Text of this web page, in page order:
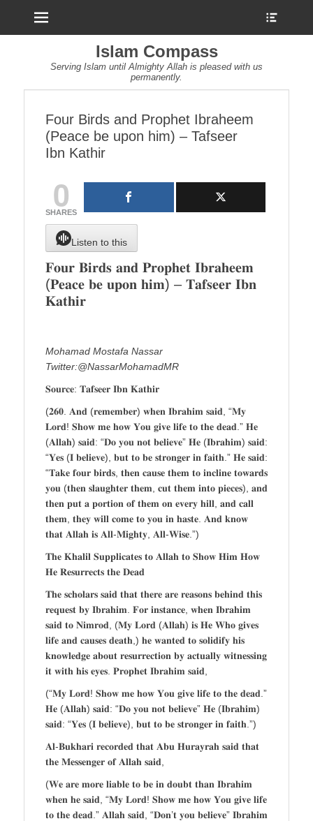
Islam Compass
Serving Islam until Almighty Allah is pleased with us
permanently.
Four Birds and Prophet Ibraheem
(Peace be upon him) – Tafseer
Ibn Kathir
0
SHARES
Listen to this
𝐅𝐨𝐮𝐫 𝐁𝐢𝐫𝐝𝐬 𝐚𝐧𝐝 𝐏𝐫𝐨𝐩𝐡𝐞𝐭 𝐈𝐛𝐫𝐚𝐡𝐞𝐞𝐦
(𝐏𝐞𝐚𝐜𝐞 𝐛𝐞 𝐮𝐩𝐨𝐧 𝐡𝐢𝐦) – 𝐓𝐚𝐟𝐬𝐞𝐞𝐫 𝐈𝐛𝐧
𝐊𝐚𝐭𝐡𝐢𝐫
Mohamad Mostafa Nassar
Twitter:@NassarMohamadMR
𝐒𝐨𝐮𝐫𝐜𝐞: 𝐓𝐚𝐟𝐬𝐞𝐞𝐫 𝐈𝐛𝐧 𝐊𝐚𝐭𝐡𝐢𝐫
(𝟐𝟔𝟎. 𝐀𝐧𝐝 (𝐫𝐞𝐦𝐞𝐦𝐛𝐞𝐫) 𝐰𝐡𝐞𝐧 𝐈𝐛𝐫𝐚𝐡𝐢𝐦 𝐬𝐚𝐢𝐝, “𝐌𝐲
𝐋𝐨𝐫𝐝! 𝐒𝐡𝐨𝐰 𝐦𝐞 𝐡𝐨𝐰 𝐘𝐨𝐮 𝐠𝐢𝐯𝐞 𝐥𝐢𝐟𝐞 𝐭𝐨 𝐭𝐡𝐞 𝐝𝐞𝐚𝐝.” 𝐇𝐞
(𝐀𝐥𝐥𝐚𝐡) 𝐬𝐚𝐢𝐝: “𝐃𝐨 𝐲𝐨𝐮 𝐧𝐨𝐭 𝐛𝐞𝐥𝐢𝐞𝐯𝐞” 𝐇𝐞 (𝐈𝐛𝐫𝐚𝐡𝐢𝐦) 𝐬𝐚𝐢𝐝:
“𝐘𝐞𝐬 (𝐈 𝐛𝐞𝐥𝐢𝐞𝐯𝐞), 𝐛𝐮𝐭 𝐭𝐨 𝐛𝐞 𝐬𝐭𝐫𝐨𝐧𝐠𝐞𝐫 𝐢𝐧 𝐟𝐚𝐢𝐭𝐡.” 𝐇𝐞 𝐬𝐚𝐢𝐝:
“𝐓𝐚𝐤𝐞 𝐟𝐨𝐮𝐫 𝐛𝐢𝐫𝐝𝐬, 𝐭𝐡𝐞𝐧 𝐜𝐚𝐮𝐬𝐞 𝐭𝐡𝐞𝐦 𝐭𝐨 𝐢𝐧𝐜𝐥𝐢𝐧𝐞 𝐭𝐨𝐰𝐚𝐫𝐝𝐬
𝐲𝐨𝐮 (𝐭𝐡𝐞𝐧 𝐬𝐥𝐚𝐮𝐠𝐡𝐭𝐞𝐫 𝐭𝐡𝐞𝐦, 𝐜𝐮𝐭 𝐭𝐡𝐞𝐦 𝐢𝐧𝐭𝐨 𝐩𝐢𝐞𝐜𝐞𝐬), 𝐚𝐧𝐝
𝐭𝐡𝐞𝐧 𝐩𝐮𝐭 𝐚 𝐩𝐨𝐫𝐭𝐢𝐨𝐧 𝐨𝐟 𝐭𝐡𝐞𝐦 𝐨𝐧 𝐞𝐯𝐞𝐫𝐲 𝐡𝐢𝐥𝐥, 𝐚𝐧𝐝 𝐜𝐚𝐥𝐥
𝐭𝐡𝐞𝐦, 𝐭𝐡𝐞𝐲 𝐰𝐢𝐥𝐥 𝐜𝐨𝐦𝐞 𝐭𝐨 𝐲𝐨𝐮 𝐢𝐧 𝐡𝐚𝐬𝐭𝐞. 𝐀𝐧𝐝 𝐤𝐧𝐨𝐰
𝐭𝐡𝐚𝐭 𝐀𝐥𝐥𝐚𝐡 𝐢𝐬 𝐀𝐥𝐥-𝐌𝐢𝐠𝐡𝐭𝐲, 𝐀𝐥𝐥-𝐖𝐢𝐬𝐞.”)
𝐓𝐡𝐞 𝐊𝐡𝐚𝐥𝐢𝐥 𝐒𝐮𝐩𝐩𝐥𝐢𝐜𝐚𝐭𝐞𝐬 𝐭𝐨 𝐀𝐥𝐥𝐚𝐡 𝐭𝐨 𝐒𝐡𝐨𝐰 𝐇𝐢𝐦 𝐇𝐨𝐰
𝐇𝐞 𝐑𝐞𝐬𝐮𝐫𝐫𝐞𝐜𝐭𝐬 𝐭𝐡𝐞 𝐃𝐞𝐚𝐝
𝐓𝐡𝐞 𝐬𝐜𝐡𝐨𝐥𝐚𝐫𝐬 𝐬𝐚𝐢𝐝 𝐭𝐡𝐚𝐭 𝐭𝐡𝐞𝐫𝐞 𝐚𝐫𝐞 𝐫𝐞𝐚𝐬𝐨𝐧𝐬 𝐛𝐞𝐡𝐢𝐧𝐝 𝐭𝐡𝐢𝐬
𝐫𝐞𝐪𝐮𝐞𝐬𝐭 𝐛𝐲 𝐈𝐛𝐫𝐚𝐡𝐢𝐦. 𝐅𝐨𝐫 𝐢𝐧𝐬𝐭𝐚𝐧𝐜𝐞, 𝐰𝐡𝐞𝐧 𝐈𝐛𝐫𝐚𝐡𝐢𝐦
𝐬𝐚𝐢𝐝 𝐭𝐨 𝐍𝐢𝐦𝐫𝐨𝐝, (𝐌𝐲 𝐋𝐨𝐫𝐝 (𝐀𝐥𝐥𝐚𝐡) 𝐢𝐬 𝐇𝐞 𝐖𝐡𝐨 𝐠𝐢𝐯𝐞𝐬
𝐥𝐢𝐟𝐞 𝐚𝐧𝐝 𝐜𝐚𝐮𝐬𝐞𝐬 𝐝𝐞𝐚𝐭𝐡,) 𝐡𝐞 𝐰𝐚𝐧𝐭𝐞𝐝 𝐭𝐨 𝐬𝐨𝐥𝐢𝐝𝐢𝐟𝐲 𝐡𝐢𝐬
𝐤𝐧𝐨𝐰𝐥𝐞𝐝𝐠𝐞 𝐚𝐛𝐨𝐮𝐭 𝐫𝐞𝐬𝐮𝐫𝐫𝐞𝐜𝐭𝐢𝐨𝐧 𝐛𝐲 𝐚𝐜𝐭𝐮𝐚𝐥𝐥𝐲 𝐰𝐢𝐭𝐧𝐞𝐬𝐬𝐢𝐧𝐠
𝐢𝐭 𝐰𝐢𝐭𝐡 𝐡𝐢𝐬 𝐞𝐲𝐞𝐬. 𝐏𝐫𝐨𝐩𝐡𝐞𝐭 𝐈𝐛𝐫𝐚𝐡𝐢𝐦 𝐬𝐚𝐢𝐝,
(“𝐌𝐲 𝐋𝐨𝐫𝐝! 𝐒𝐡𝐨𝐰 𝐦𝐞 𝐡𝐨𝐰 𝐘𝐨𝐮 𝐠𝐢𝐯𝐞 𝐥𝐢𝐟𝐞 𝐭𝐨 𝐭𝐡𝐞 𝐝𝐞𝐚𝐝.”
𝐇𝐞 (𝐀𝐥𝐥𝐚𝐡) 𝐬𝐚𝐢𝐝: “𝐃𝐨 𝐲𝐨𝐮 𝐧𝐨𝐭 𝐛𝐞𝐥𝐢𝐞𝐯𝐞” 𝐇𝐞 (𝐈𝐛𝐫𝐚𝐡𝐢𝐦)
𝐬𝐚𝐢𝐝: “𝐘𝐞𝐬 (𝐈 𝐛𝐞𝐥𝐢𝐞𝐯𝐞), 𝐛𝐮𝐭 𝐭𝐨 𝐛𝐞 𝐬𝐭𝐫𝐨𝐧𝐠𝐞𝐫 𝐢𝐧 𝐟𝐚𝐢𝐭𝐡.”)
𝐀𝐥-𝐁𝐮𝐤𝐡𝐚𝐫𝐢 𝐫𝐞𝐜𝐨𝐫𝐝𝐞𝐝 𝐭𝐡𝐚𝐭 𝐀𝐛𝐮 𝐇𝐮𝐫𝐚𝐲𝐫𝐚𝐡 𝐬𝐚𝐢𝐝 𝐭𝐡𝐚𝐭
𝐭𝐡𝐞 𝐌𝐞𝐬𝐬𝐞𝐧𝐠𝐞𝐫 𝐨𝐟 𝐀𝐥𝐥𝐚𝐡 𝐬𝐚𝐢𝐝,
(𝐖𝐞 𝐚𝐫𝐞 𝐦𝐨𝐫𝐞 𝐥𝐢𝐚𝐛𝐥𝐞 𝐭𝐨 𝐛𝐞 𝐢𝐧 𝐝𝐨𝐮𝐛𝐭 𝐭𝐡𝐚𝐧 𝐈𝐛𝐫𝐚𝐡𝐢𝐦
𝐰𝐡𝐞𝐧 𝐡𝐞 𝐬𝐚𝐢𝐝, “𝐌𝐲 𝐋𝐨𝐫𝐝! 𝐒𝐡𝐨𝐰 𝐦𝐞 𝐡𝐨𝐰 𝐘𝐨𝐮 𝐠𝐢𝐯𝐞 𝐥𝐢𝐟𝐞
𝐭𝐨 𝐭𝐡𝐞 𝐝𝐞𝐚𝐝.” 𝐀𝐥𝐥𝐚𝐡 𝐬𝐚𝐢𝐝, “𝐃𝐨𝐧’𝐭 𝐲𝐨𝐮 𝐛𝐞𝐥𝐢𝐞𝐯𝐞” 𝐈𝐛𝐫𝐚𝐡𝐢𝐦